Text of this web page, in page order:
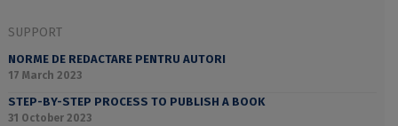
SUPPORT
NORME DE REDACTARE PENTRU AUTORI
17 March 2023
STEP-BY-STEP PROCESS TO PUBLISH A BOOK
31 October 2023